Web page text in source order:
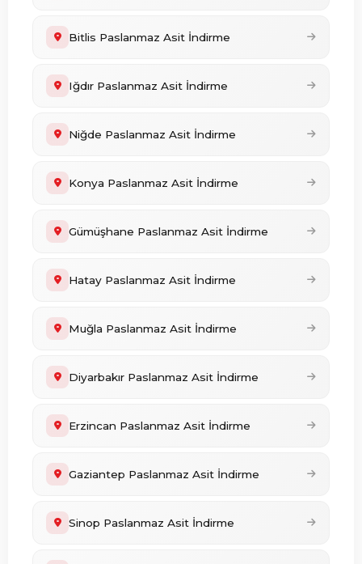
Bitlis Paslanmaz Asit İndirme
Iğdır Paslanmaz Asit İndirme
Niğde Paslanmaz Asit İndirme
Konya Paslanmaz Asit İndirme
Gümüşhane Paslanmaz Asit İndirme
Hatay Paslanmaz Asit İndirme
Muğla Paslanmaz Asit İndirme
Diyarbakır Paslanmaz Asit İndirme
Erzincan Paslanmaz Asit İndirme
Gaziantep Paslanmaz Asit İndirme
Sinop Paslanmaz Asit İndirme